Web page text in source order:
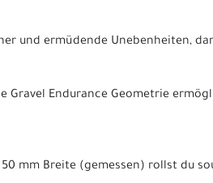
und ermüdende Unebenheiten,
Gravel Endurance Geometrie
mm Breite (gemessen) rollst du